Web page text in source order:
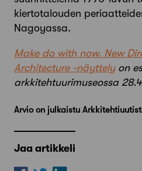
kiertotalouden
Nagoyassa.
Make do with now. New
Architecture -näyttelyon
arkkitehtuurimuseossa
Arvio on julkaistu
Jaa artikkeli